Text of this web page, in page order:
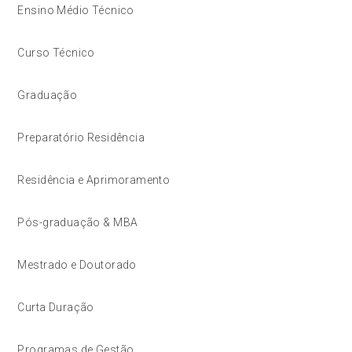
Ensino Médio Técnico
Curso Técnico
Graduação
Preparatório Residência
Residência e Aprimoramento
Pós-graduação & MBA
Mestrado e Doutorado
Curta Duração